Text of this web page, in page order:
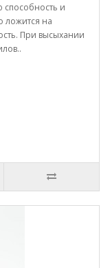
способность и
ложится на
При высыхании